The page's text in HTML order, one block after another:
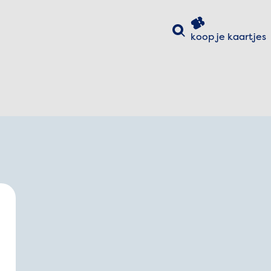
koop je kaartjes
Zoeken